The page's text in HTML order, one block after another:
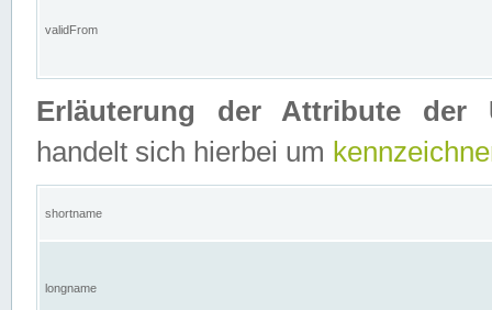
validFrom
Erläuterung der Attribute der
handelt sich hierbei um
shortname
longname